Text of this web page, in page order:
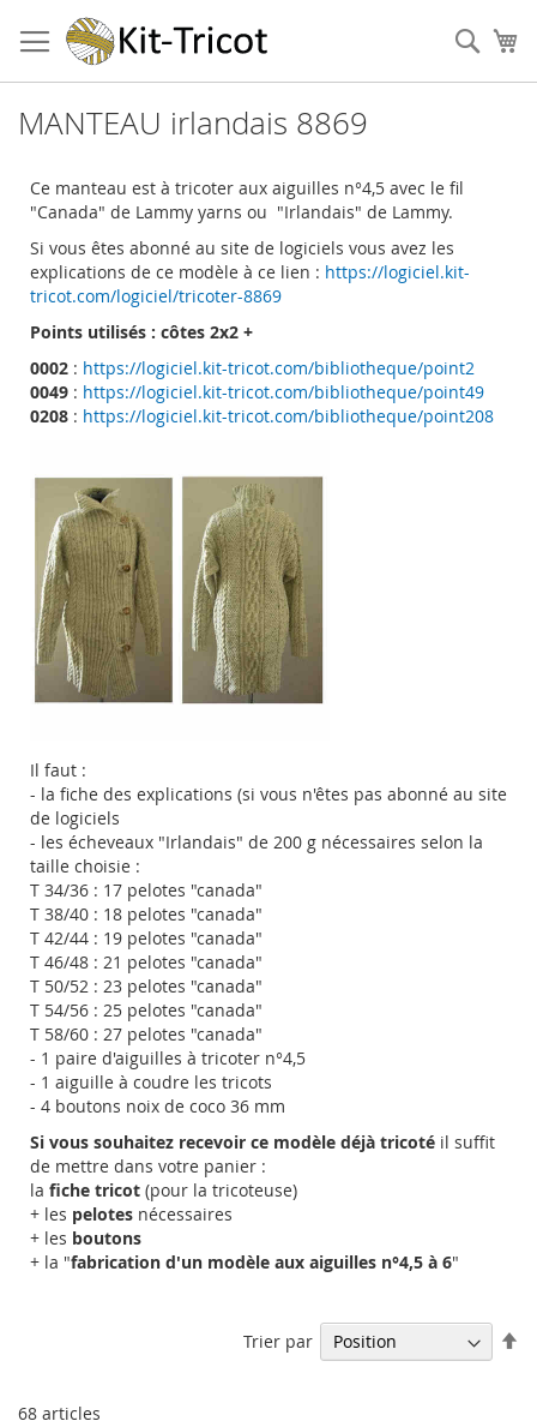
au
contenu
MANTEAU irlandais 8869
Ce manteau est à tricoter aux aiguilles n°4,5 avec le fil
"Canada" de Lammy yarns ou "Irlandais" de Lammy.
Si vous êtes abonné au site de logiciels vous avez les
explications de ce modèle à ce lien : https://logiciel.kit-
tricot.com/logiciel/tricoter-8869
Points utilisés : côtes 2x2 +
0002 : https://logiciel.kit-tricot.com/bibliotheque/point2
0049 : https://logiciel.kit-tricot.com/bibliotheque/point49
0208 : https://logiciel.kit-tricot.com/bibliotheque/point208
Il faut :
- la fiche des explications (si vous n'êtes pas abonné au site
de logiciels
- les écheveaux "Irlandais" de 200 g nécessaires selon la
taille choisie :
T 34/36 : 17 pelotes "canada"
T 38/40 : 18 pelotes "canada"
T 42/44 : 19 pelotes "canada"
T 46/48 : 21 pelotes "canada"
T 50/52 : 23 pelotes "canada"
T 54/56 : 25 pelotes "canada"
T 58/60 : 27 pelotes "canada"
- 1 paire d'aiguilles à tricoter n°4,5
- 1 aiguille à coudre les tricots
- 4 boutons noix de coco 36 mm
Si vous souhaitez recevoir ce modèle déjà tricoté il suffit
de mettre dans votre panier :
la fiche tricot (pour la tricoteuse)
+ les pelotes nécessaires
+ les boutons
+ la "fabrication d'un modèle aux aiguilles n°4,5 à 6"
68 articles
Trier par